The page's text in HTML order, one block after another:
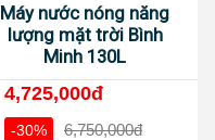
Máy nước nóng năng
lượng mặt trời Bình
Minh 130L
4,725,000đ
-30% 6,750,000đ